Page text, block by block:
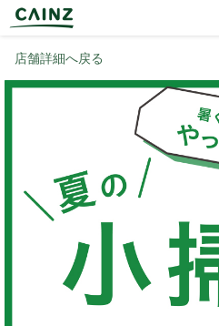
店舗詳細へ戻る